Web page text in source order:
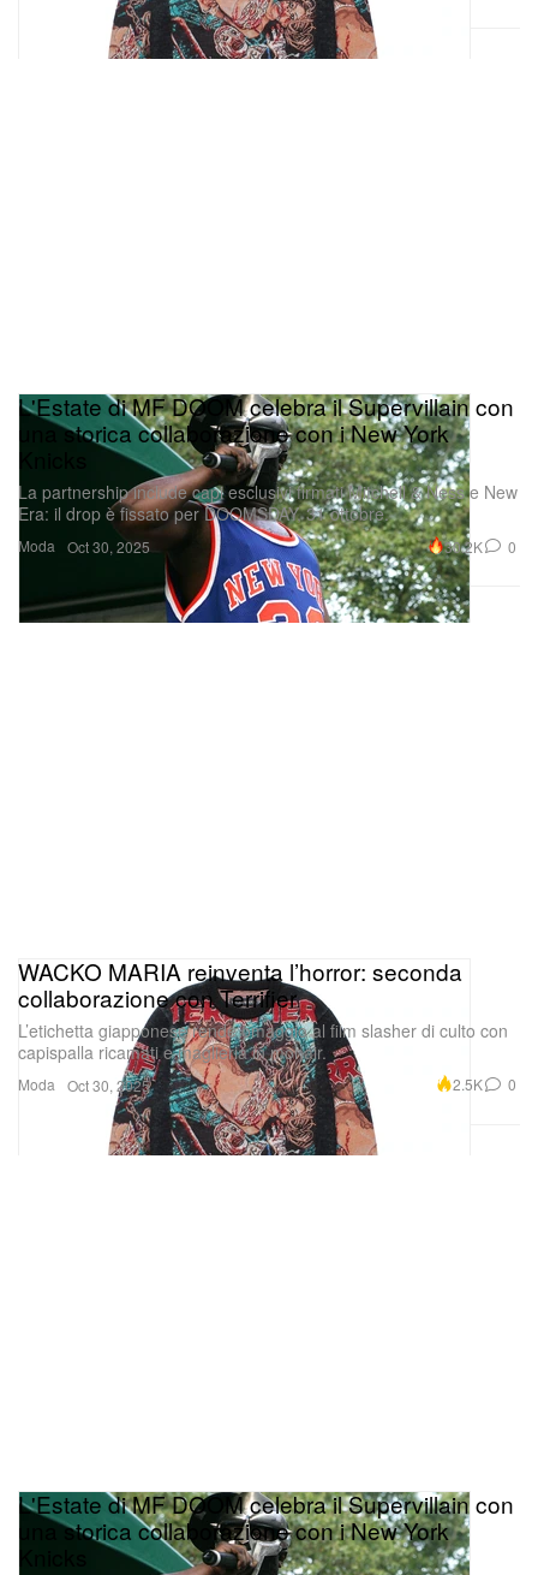
Moda
L'Estate di MF DOOM celebra il Supervillain con
una storica collaborazione con i New York
La partnership include capi esclusivi firmati Mitchell & Ness e New
Era: il drop è fissato per DOOMSDAY, 31 ottobre.
Oct 30, 2025 30.2K 0
Moda
WACKO MARIA reinventa l’horror: seconda
collaborazione con Terrifier
L’etichetta giapponese rende omaggio al film slasher di culto con
capispalla ricamati e maglieria in mohair.
Oct 30, 2025 2.5K 0
L'Estate di MF DOOM celebra il Supervillain con
una storica collaborazione con i New York